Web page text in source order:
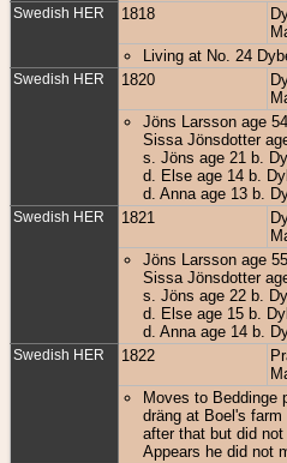
Swedish HER 1818
Living at No. 24
Swedish HER 1820
Jöns Larsson age
Sissa Jönsdotter
s. Jöns age 21 b.
d. Else age 14 b.
d. Anna age 13 b.
Swedish HER 1821
Jöns Larsson age
Sissa Jönsdotter
s. Jöns age 22 b.
d. Else age 15 b.
d. Anna age 14 b.
Swedish HER 1822
Moves to Beddinge
dräng at Boel's
after that but did not
Appears he did not